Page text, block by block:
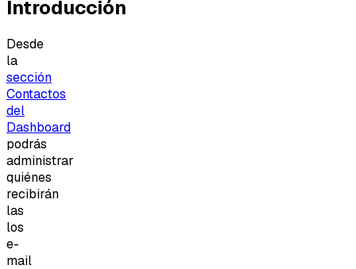
Introducción
Desde
la
sección
Contactos
del
Dashboard
podrás
administrar
quiénes
recibirán
las
los
e-
mail